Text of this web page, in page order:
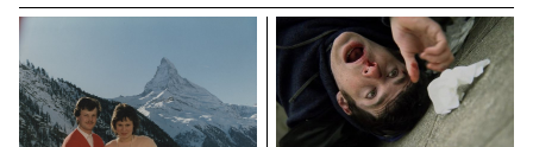
partagent, Sissi se prépare
pour son concours de
défiler les garçons...